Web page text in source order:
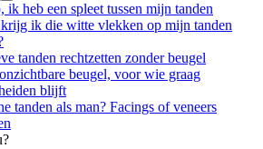
ik heb een spleet tussen mijn tanden
ik die witte vlekken op mijn tanden
tanden rechtzetten zonder beugel
beugel, voor wie graag
blijft
tanden als man? Facings of veneers